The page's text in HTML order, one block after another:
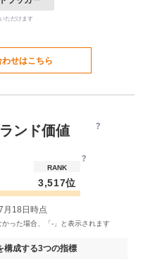
ただけます
せはこちら
ンド価値
RANK
3,517位
月18日時点
構成する3つの指標